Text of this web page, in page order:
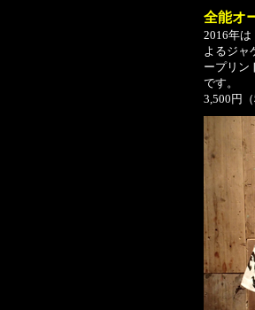
全能オ
2016年
よるジャ
ープリン
です。
3,500円（